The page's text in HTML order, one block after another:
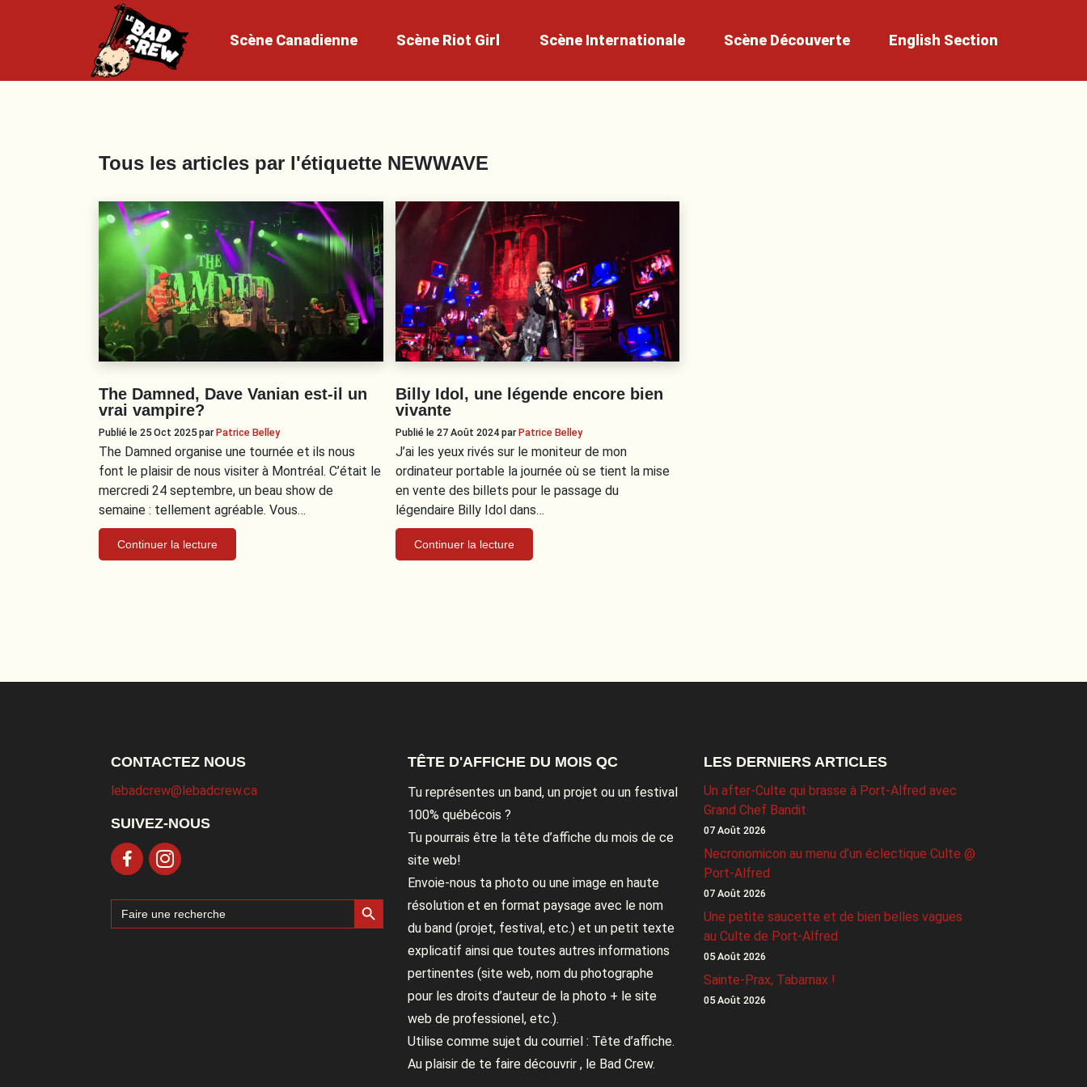
Scène Canadienne Scène Riot Girl Scène Internationale Scène Découverte English Section
Tous les articles par l'étiquette NEWWAVE
The Damned, Dave Vanian est-il un
vrai vampire?
Publié le 25 Oct 2025parPatrice Belley
The Damned organise une tournée et ils nous
font le plaisir de nous visiter à Montréal. C’était le
mercredi 24 septembre, un beau show de
semaine : tellement agréable. Vous…
Continuer la lecture
Billy Idol, une légende encore bien
vivante
Publié le 27 Août 2024 parPatrice Belley
J’ai les yeux rivés sur le moniteur de mon
ordinateur portable la journée où se tient la mise
en vente des billets pour le passage du
légendaire Billy Idol dans…
Continuer la lecture
CONTACTEZ NOUS
lebadcrew@lebadcrew.ca
SUIVEZ-NOUS
Search
for:
Search Button
TÊTE D'AFFICHE DU MOIS QC
Tu représentes un band, un projet ou un festival
100% québécois ?
Tu pourrais être la tête d’affiche du mois de ce
site web!
Envoie-nous ta photo ou une image en haute
résolution et en format paysage avec le nom
du band (projet, festival, etc.) et un petit texte
explicatif ainsi que toutes autres informations
pertinentes (site web, nom du photographe
pour les droits d’auteur de la photo + le site
web de professionel, etc.).
Utilise comme sujet du courriel : Tête d’affiche.
Au plaisir de te faire découvrir , le Bad Crew.
LES DERNIERS ARTICLES
Un after-Culte qui brasse à Port-Alfred avec
Grand Chef Bandit
07 Août 2026
Necronomicon au menu d’un éclectique Culte @
Port-Alfred
07 Août 2026
Une petite saucette et de bien belles vagues
au Culte de Port-Alfred
05 Août 2026
Sainte-Prax, Tabarnax !
05 Août 2026